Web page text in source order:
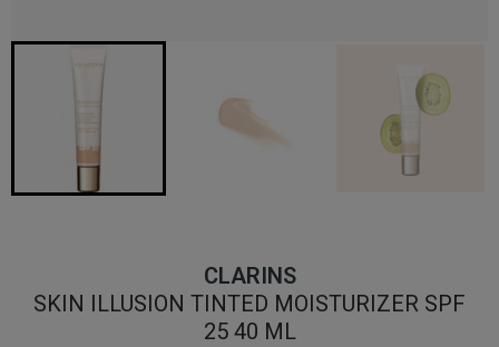
CLARINS
SKIN ILLUSION TINTED MOISTURIZER SPF
25 40 ML